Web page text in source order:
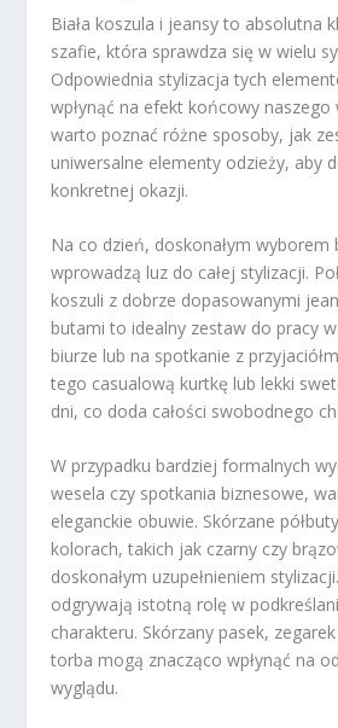
Biała koszula i jeansy to absolutna
szafie, która sprawdza się w wielu
Odpowiednia stylizacja tych
wpłynąć na efekt końcowy naszego
warto poznać różne sposoby, jak
uniwersalne elementy odzieży, aby
konkretnej okazji.
Na co dzień, doskonałym
wprowadzą luz do całej stylizacji.
koszuli z dobrze dopasowanymi
butami to idealny zestaw do pracy
biurze lub na spotkanie z
tego casualową kurtkę lub lekki
dni, co doda całości swobodnego
W przypadku bardziej formalnych
wesela czy spotkania biznesowe,
eleganckie obuwie. Skórzane
kolorach, takich jak czarny czy
doskonałym uzupełnieniem stylizacji.
odgrywają istotną rolę w
charakteru. Skórzany pasek,
torba mogą znacząco wpłynąć na
wyglądu.